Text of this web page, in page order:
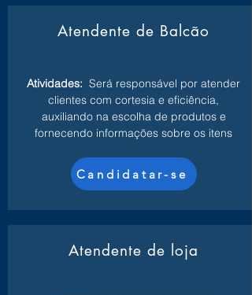
Atendente de Balcão
Atividades: Será responsável por atender
clientes com cortesia e eficiência,
auxiliando na escolha de produtos e
fornecendo informações sobre os itens
Candidatar-se
Atendente de loja